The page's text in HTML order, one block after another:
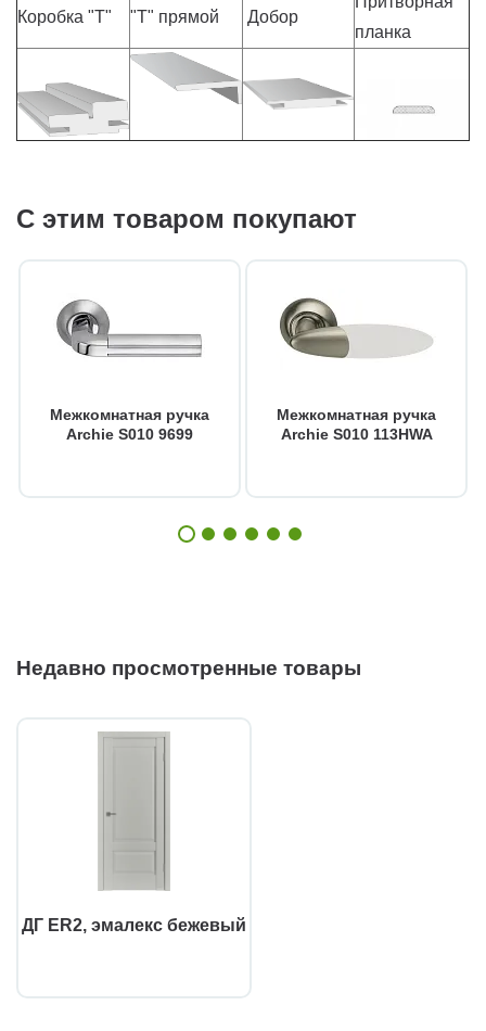
Коробка "Т" "Т" прямой Добор
планка
С этим товаром покупают
Межкомнатная ручка
Archie S010 9699
Межкомнатная ручка
Archie S010 113HWA
Недавно просмотренные товары
ДГ ЕR2, эмалекс бежевый